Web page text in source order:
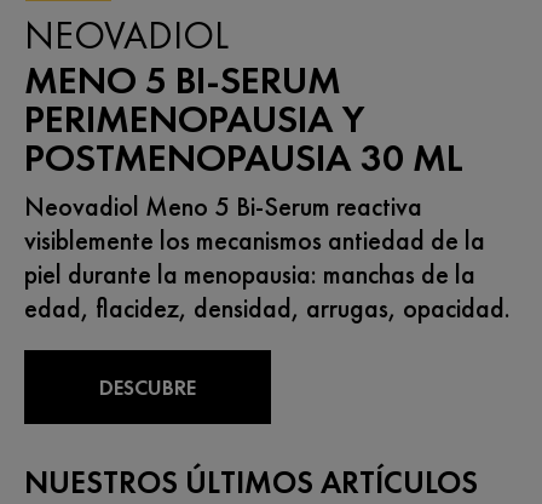
NEOVADIOL
MENO 5 BI-SERUM
PERIMENOPAUSIA Y
POSTMENOPAUSIA 30 ML
Neovadiol Meno 5 Bi-Serum reactiva
visiblemente los mecanismos antiedad de la
piel durante la menopausia: manchas de la
edad, flacidez, densidad, arrugas, opacidad.
DESCUBRE
NUESTROS ÚLTIMOS ARTÍCULOS